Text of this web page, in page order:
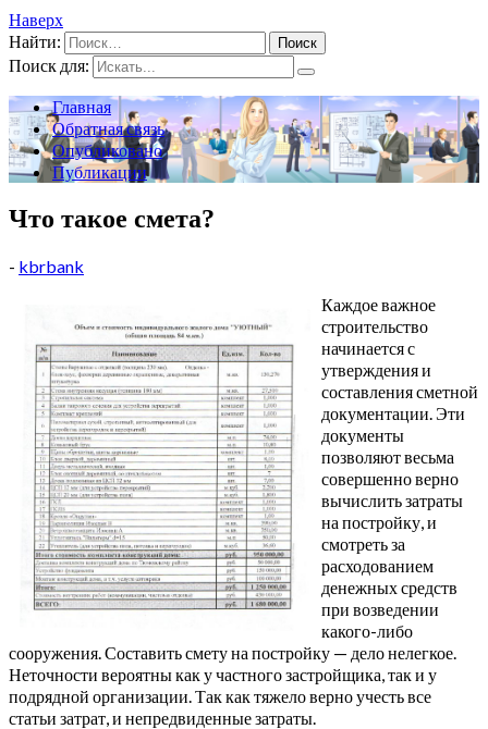
Наверх
Найти:
Поиск для:
Главная
Обратная связь
Опубликовано
Публикации
Что такое смета?
- kbrbank
Каждое важное
строительство
начинается с
утверждения и
составления сметной
документации. Эти
документы
позволяют весьма
совершенно верно
вычислить затраты
на постройку, и
смотреть за
расходованием
денежных средств
при возведении
какого-либо
сооружения. Составить смету на постройку — дело нелегкое.
Неточности вероятны как у частного застройщика, так и у
подрядной организации. Так как тяжело верно учесть все
статьи затрат, и непредвиденные затраты.